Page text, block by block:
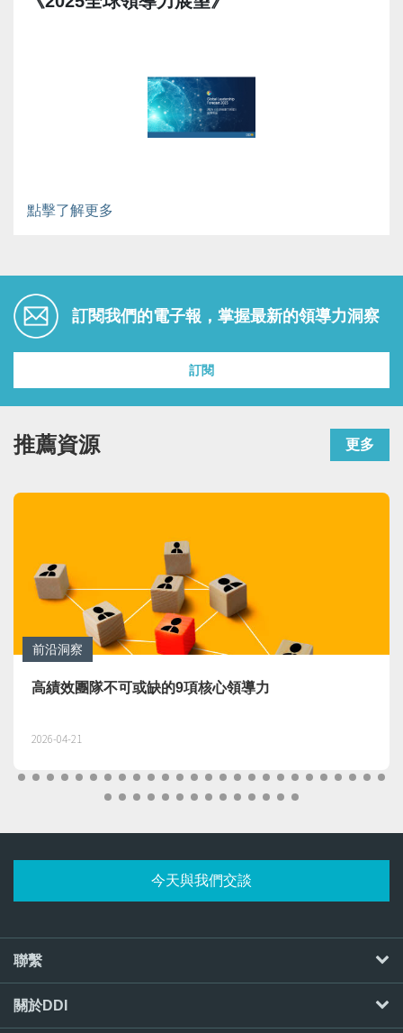
點擊了解更多
訂閱我們的電子報，掌握最新的領導力洞察
訂閱
推薦資源 更多
前沿洞察
高績效團隊不可或缺的9項核心領導力
2026-04-21
今天與我們交談
聯繫
關於DDI